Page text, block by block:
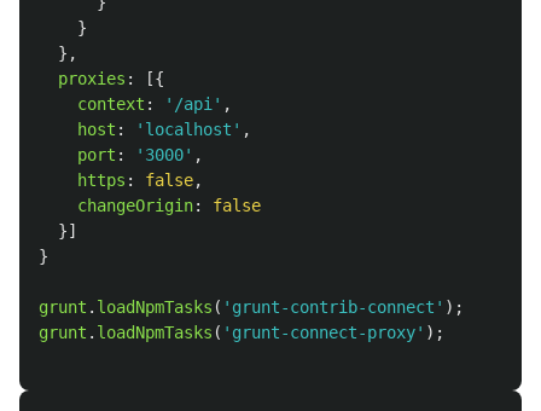
}
},
proxies :
[{
context : ' /api ' ,
host : ' localhost ' ,
port : ' 3000' ,
https : false,
changeOrigin:
false
}]
}
grunt . loadNpmTasks ( ' grunt-contrib-connect ' );
grunt . loadNpmTasks ( ' grunt-connect-proxy' );